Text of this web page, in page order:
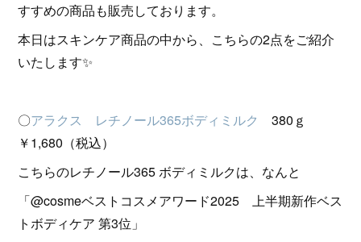
すすめの商品も販売しております。
本日はスキンケア商品の中から、こちらの2点をご紹介
いたします✨
〇アラクス レチノール365ボディミルク
380ｇ
￥1,680（税込）
こちらのレチノール365 ボディミルクは、なんと
「@cosmeベストコスメアワード2025 上半期新作ベス
トボディケア 第3位」